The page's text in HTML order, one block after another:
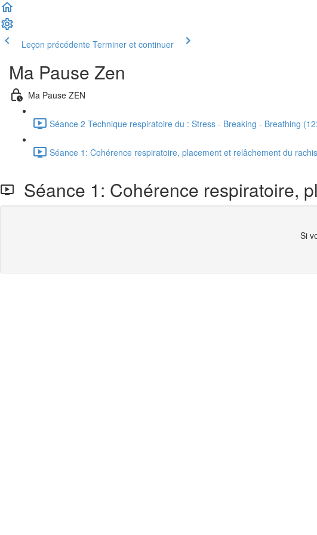
Leçon précédente Terminer et continuer
Ma Pause Zen
Ma Pause ZEN
Séance 2 Technique respiratoire du : Stress - Breaking - Breathing
Séance 1: Cohérence respiratoire, placement et relâchement du
Séance 1: Cohérence respiratoire,
Si